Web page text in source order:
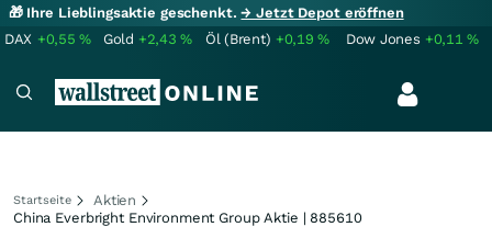
🎁 Ihre Lieblingsaktie geschenkt.→ Jetzt Depot eröffnen
DAX +0,55% Gold +2,43% Öl (Brent) +0,19% Dow Jones +0,11%
Startseite
Aktien
China Everbright Environment Group Aktie | 885610